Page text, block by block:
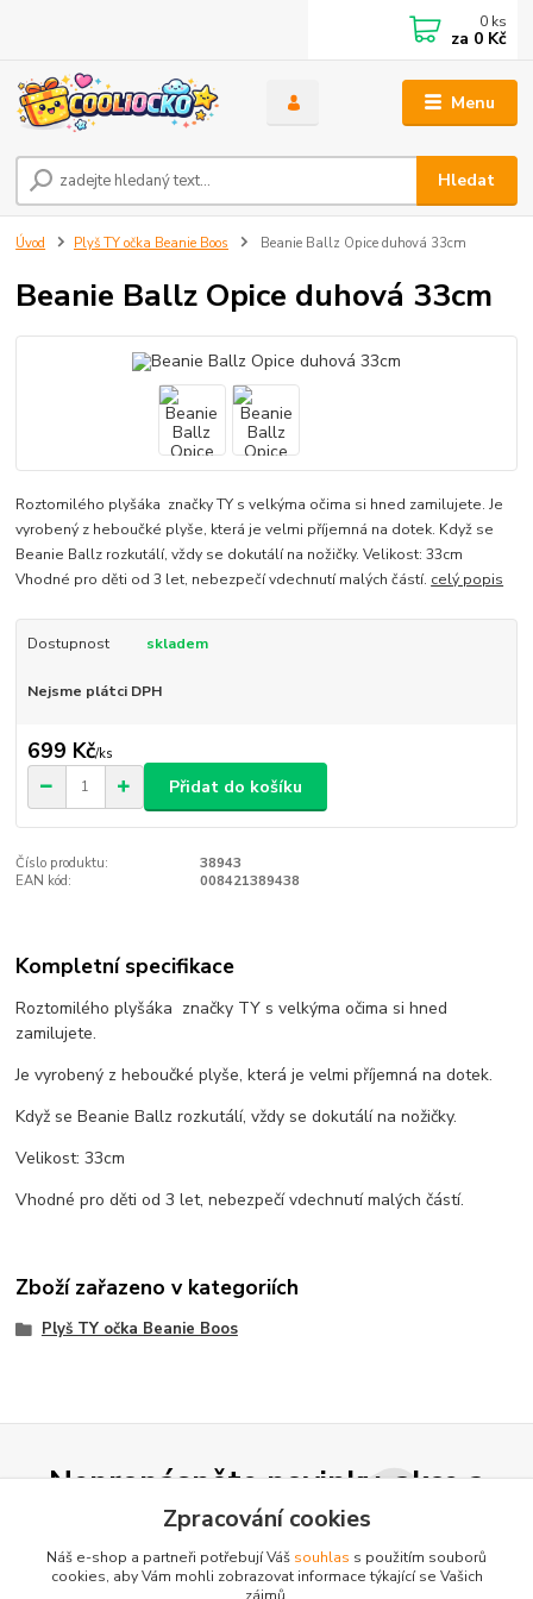
Menu
Hledat
0 ks
za 0 Kč
Úvod Plyš TY očka Beanie Boos Beanie Ballz Opice duhová 33cm
Beanie Ballz Opice duhová 33cm
Roztomilého plyšáka značky TY s velkýma očima si hned zamilujete. Je
vyrobený z heboučké plyše, která je velmi příjemná na dotek. Když se
Beanie Ballz rozkutálí, vždy se dokutálí na nožičky. Velikost: 33cm
Vhodné pro děti od 3 let, nebezpečí vdechnutí malých částí. celý popis
Dostupnost skladem
Nejsme plátci DPH
699 Kč/ks
Přidat do košíku
Číslo produktu:
38943
EAN kód:
008421389438
Kompletní specifikace
Roztomilého plyšáka značky TY s velkýma očima si hned
zamilujete.
Je vyrobený z heboučké plyše, která je velmi příjemná na dotek.
Když se Beanie Ballz rozkutálí, vždy se dokutálí na nožičky.
Velikost: 33cm
Vhodné pro děti od 3 let, nebezpečí vdechnutí malých částí.
Zboží zařazeno v kategoriích
Plyš TY očka Beanie Boos
Nepropásněte novinky, akce a
slevy!
Zpracování cookies
Náš e-shop a partneři potřebují Váš souhlas s použitím souborů
cookies, aby Vám mohli zobrazovat informace týkající se Vašich